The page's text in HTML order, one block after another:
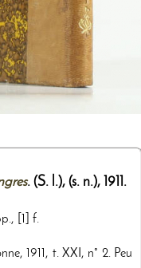
. (S. l.), (s. n.), 1911 .
[1] f.
1911, t. XXI, n° 2. Peu